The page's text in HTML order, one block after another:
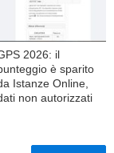
2026: il
è sparito
Istanze Online,
non autorizzati